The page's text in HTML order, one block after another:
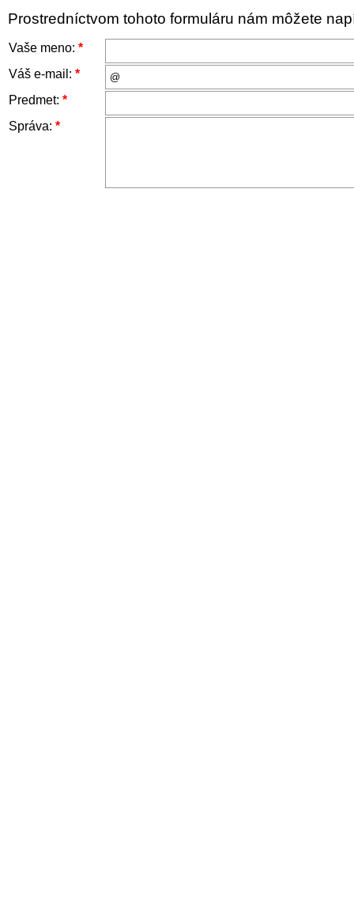
Prostredníctvom tohoto formuláru nám môžete
Vaše meno: *
Váš e-mail: *
Predmet: *
Správa: *